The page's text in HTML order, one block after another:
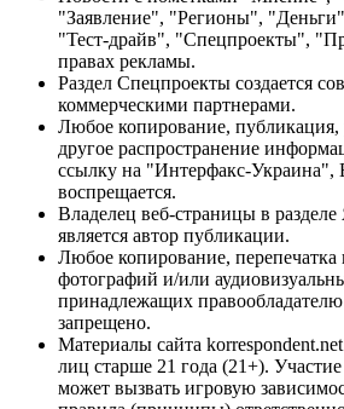
"Заявление", "Регионы",
"Тест-драйв", "Спецпроекты",
правах рекламы.
Раздел Спецпроекты создается
коммерческими партнерами.
Любое копирование, публикация,
другое распространение
ссылку на "Интерфакс-Украина",
воспрещается.
Владелец веб-страницы в
является автор публикации.
Любое копирование, перепечатка
фотографий и/или
принадлежащих правообладателю
запрещено.
Материалы сайта
лиц старше 21 года (21+).
может вызвать игровую